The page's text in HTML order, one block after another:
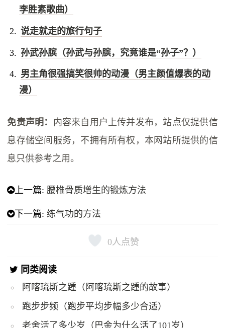
李胜素歌曲）
说走就走的旅行句子
孙武孙膑（孙武与孙膑，究竟谁是“孙子”？）
男主角很强搞笑很帅的动漫（男主颜值爆表的动
漫）
免责声明： 内容来自用户上传并发布，站点仅提供信
息存储空间服务，不拥有所有权，本网站所提供的信
息只供参考之用。
上一篇: 腰椎骨质增生的锻炼方法
下一篇: 练气功的方法
0 人点赞
同类阅读
阿喀琉斯之踵（阿喀琉斯之踵的故事）
跑步步频（跑步平均步幅多少合适）
老舍活了多少岁（巴金为什么活了101岁）